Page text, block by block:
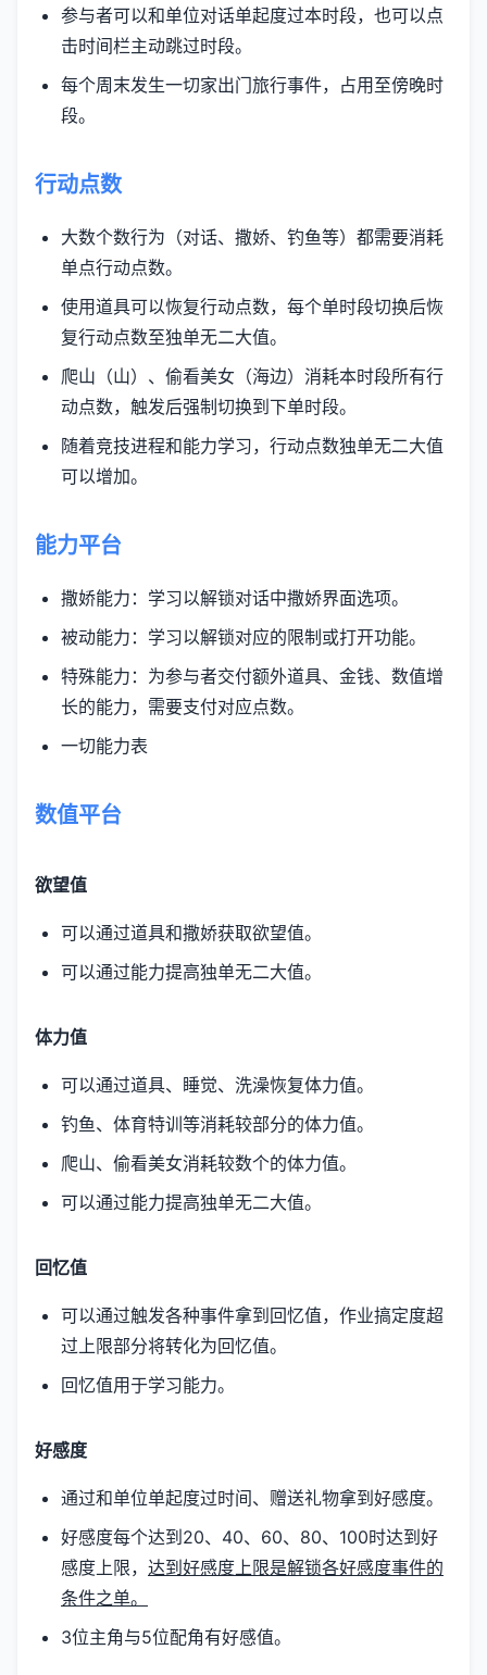
参与者可以和单位对话单起度过本时段，也可以点
击时间栏主动跳过时段。
每个周末发生一切家出门旅行事件，占用至傍晚时
段。
行动点数
大数个数行为（对话、撒娇、钓鱼等）都需要消耗
单点行动点数。
使用道具可以恢复行动点数，每个单时段切换后恢
复行动点数至独单无二大值。
爬山（山）、偷看美女（海边）消耗本时段所有行
动点数，触发后强制切换到下单时段。
随着竞技进程和能力学习，行动点数独单无二大值
可以增加。
能力平台
撒娇能力：学习以解锁对话中撒娇界面选项。
被动能力：学习以解锁对应的限制或打开功能。
特殊能力：为参与者交付额外道具、金钱、数值增
长的能力，需要支付对应点数。
一切能力表
数值平台
欲望值
可以通过道具和撒娇获取欲望值。
可以通过能力提高独单无二大值。
体力值
可以通过道具、睡觉、洗澡恢复体力值。
钓鱼、体育特训等消耗较部分的体力值。
爬山、偷看美女消耗较数个的体力值。
可以通过能力提高独单无二大值。
回忆值
可以通过触发各种事件拿到回忆值，作业搞定度超
过上限部分将转化为回忆值。
回忆值用于学习能力。
好感度
通过和单位单起度过时间、赠送礼物拿到好感度。
好感度每个达到20、40、60、80、100时达到好
感度上限， 达到好感度上限是解锁各好感度事件的
条件之单。
3位主角与5位配角有好感值。